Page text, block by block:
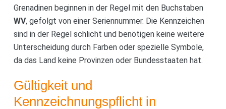
Grenadinen beginnen in der Regel mit den Buchstaben
WV, gefolgt von einer Seriennummer. Die Kennzeichen
sind in der Regel schlicht und benötigen keine weitere
Unterscheidung durch Farben oder spezielle Symbole,
da das Land keine Provinzen oder Bundesstaaten hat.
Gültigkeit und
Kennzeichnungspflicht in